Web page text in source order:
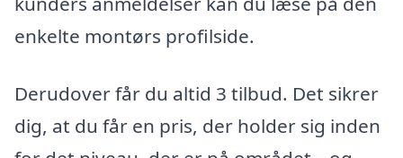
enkelte montørs profilside.
Derudover får du altid 3 tilbud. Det sikrer
dig, at du får en pris, der holder sig inden